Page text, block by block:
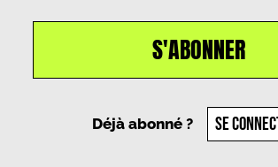
S'ABONNER
Déjà abonné ? SE
Rodolphe Perez, le